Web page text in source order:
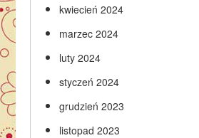
kwiecień 2024
marzec 2024
luty 2024
styczeń 2024
grudzień 2023
listopad 2023